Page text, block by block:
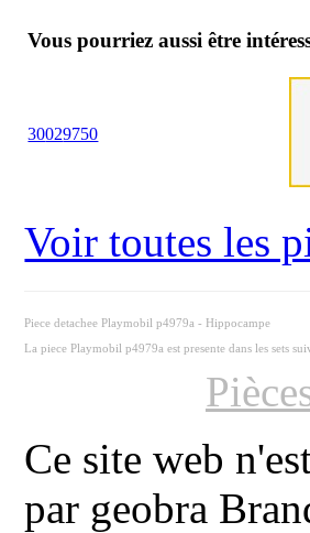
Vous pourriez aussi être
30029750
Voir toutes les
Piece detachee Playmobil p4979a - Hippocampe
La piece Playmobil p4979a est presente dans les sets
Ce site web
par geobra